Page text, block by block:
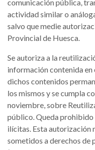
comunicación pública,
actividad similar o
salvo que medie
Provincial de Huesca.
Se autoriza a la
información contenida
dichos contenidos
los mismos y se cumpla
noviembre, sobre
público. Queda prohibido
ilícitas. Esta autorización
sometidos a derechos